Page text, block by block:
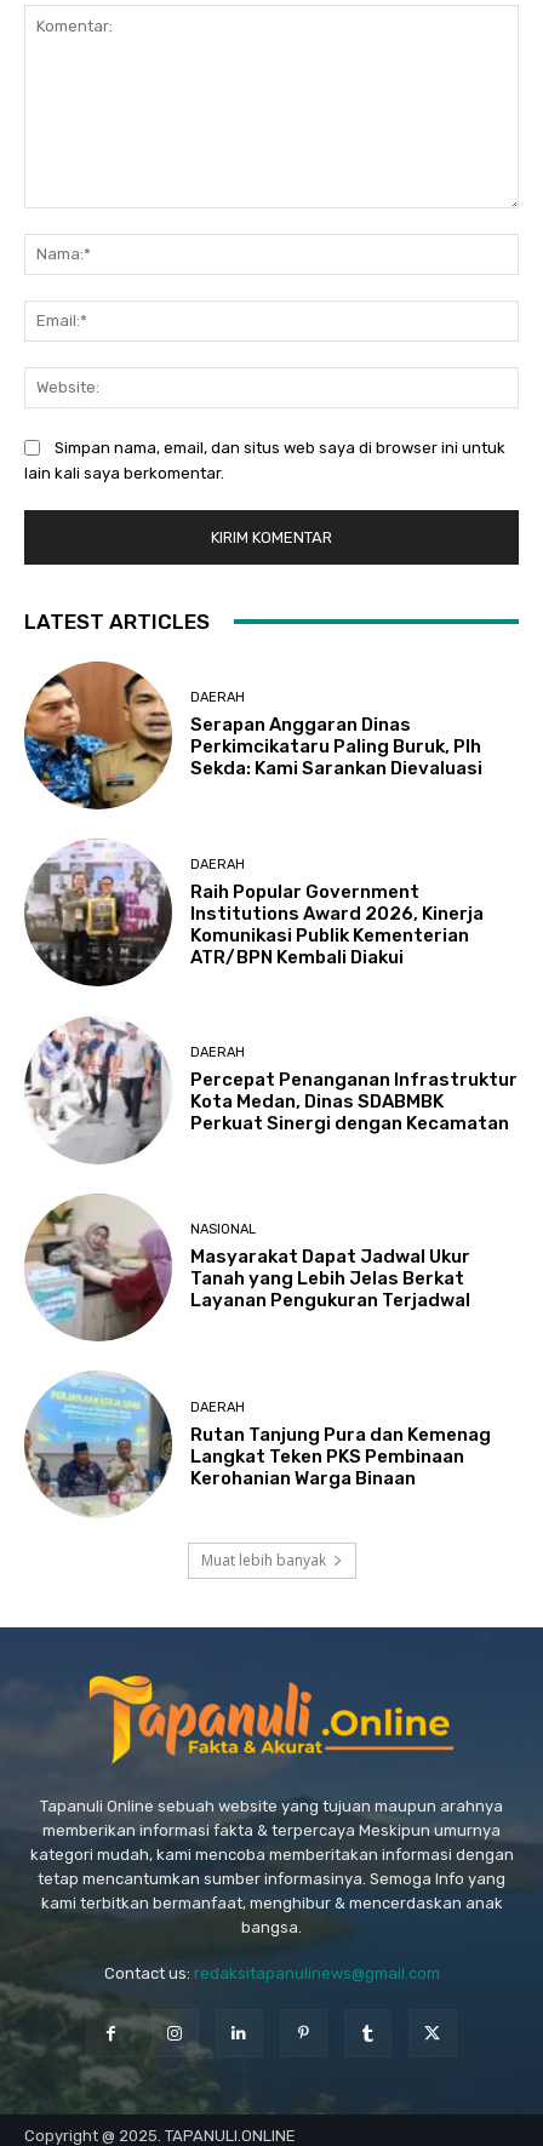
Simpan nama, email, dan situs web saya di browser ini untuk
lain kali saya berkomentar.
LATEST ARTICLES
DAERAH
Serapan Anggaran Dinas
Perkimcikataru Paling Buruk, Plh
Sekda: Kami Sarankan Dievaluasi
DAERAH
Raih Popular Government
Institutions Award 2026, Kinerja
Komunikasi Publik Kementerian
ATR/BPN Kembali Diakui
DAERAH
Percepat Penanganan Infrastruktur
Kota Medan, Dinas SDABMBK
Perkuat Sinergi dengan Kecamatan
NASIONAL
Masyarakat Dapat Jadwal Ukur
Tanah yang Lebih Jelas Berkat
Layanan Pengukuran Terjadwal
DAERAH
Rutan Tanjung Pura dan Kemenag
Langkat Teken PKS Pembinaan
Kerohanian Warga Binaan
Muat lebih banyak
Tapanuli Online sebuah website yang tujuan maupun arahnya
memberikan informasi fakta & terpercaya Meskipun umurnya
kategori mudah, kami mencoba memberitakan informasi dengan
tetap mencantumkan sumber informasinya. Semoga Info yang
kami terbitkan bermanfaat, menghibur & mencerdaskan anak
bangsa.
Contact us: redaksitapanulinews@gmail.com
Copyright @ 2025. TAPANULI.ONLINE